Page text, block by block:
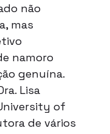
não
mas
namoro
genuína.
Lisa
of
de vários